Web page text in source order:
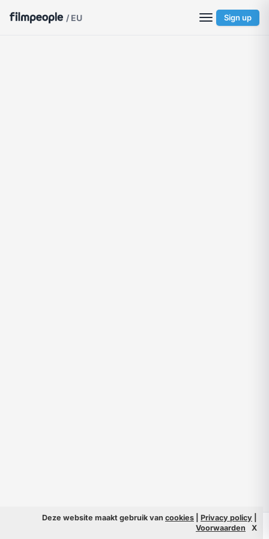
/ EU Sign up
Info
Deze website maakt gebruik van cookies Privacy policy
Voorwaarden
X